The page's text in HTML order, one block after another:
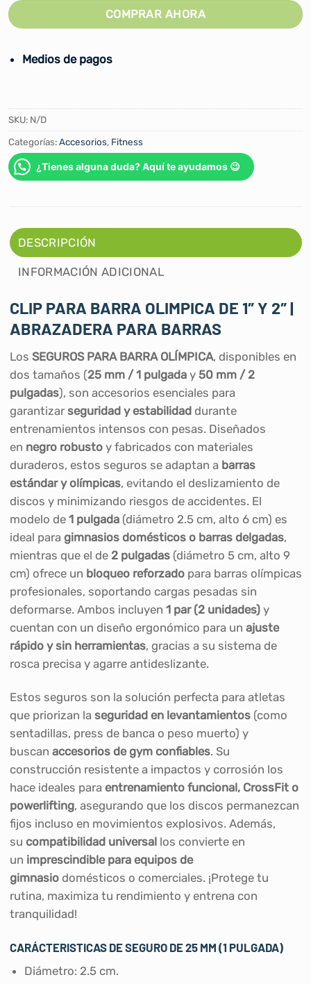
COMPRAR AHORA
Medios de pagos
SKU: N/D
Categorías:Accesorios, Fitness
¿Tienes alguna duda? Aquí te ayudamos 😉
DESCRIPCIÓN
INFORMACIÓN ADICIONAL
CLIP PARA BARRA OLIMPICA DE 1″ Y 2″ |
ABRAZADERA PARA BARRAS
Los SEGUROS PARA BARRA OLÍMPICA, disponibles en
dos tamaños (25 mm / 1 pulgaday 50 mm / 2
pulgadas), son accesorios esenciales para
garantizar seguridad y estabilidaddurante
entrenamientos intensos con pesas. Diseñados
en negro robustoy fabricados con materiales
duraderos, estos seguros se adaptan a barras
estándar y olímpicas, evitando el deslizamiento de
discos y minimizando riesgos de accidentes. El
modelo de 1 pulgada(diámetro 2.5 cm, alto 6 cm) es
ideal para gimnasios domésticos o barras delgadas,
mientras que el de 2 pulgadas(diámetro 5 cm, alto 9
cm) ofrece un bloqueo reforzadopara barras olímpicas
profesionales, soportando cargas pesadas sin
deformarse. Ambos incluyen 1 par (2 unidades)y
cuentan con un diseño ergonómico para un ajuste
rápido y sin herramientas, gracias a su sistema de
rosca precisa y agarre antideslizante.
Estos seguros son la solución perfecta para atletas
que priorizan la seguridad en levantamientos(como
sentadillas, press de banca o peso muerto) y
buscan accesorios de gym confiables. Su
construcción resistente a impactos y corrosión los
hace ideales para entrenamiento funcional, CrossFit o
powerlifting, asegurando que los discos permanezcan
fijos incluso en movimientos explosivos. Además,
su compatibilidad universallos convierte en
un imprescindible para equipos de
gimnasiodomésticos o comerciales. ¡Protege tu
rutina, maximiza tu rendimiento y entrena con
tranquilidad!
CARÁCTERISTICAS DE SEGURO DE 25 MM (1 PULGADA)
Diámetro: 2.5 cm.